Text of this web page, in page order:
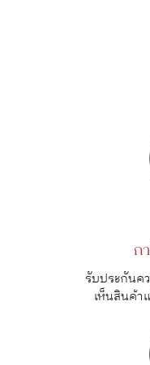
ก
รับประกันค
เห็นสินค้า